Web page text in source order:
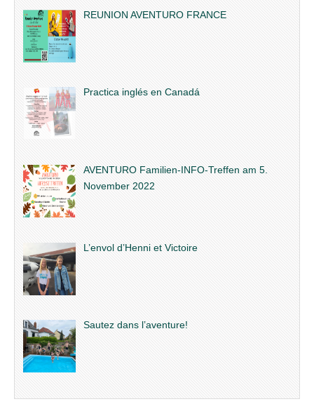
REUNION AVENTURO FRANCE
Practica inglés en Canadá
AVENTURO Familien-INFO-Treffen am 5.
November 2022
L’envol d’Henni et Victoire
Sautez dans l’aventure!